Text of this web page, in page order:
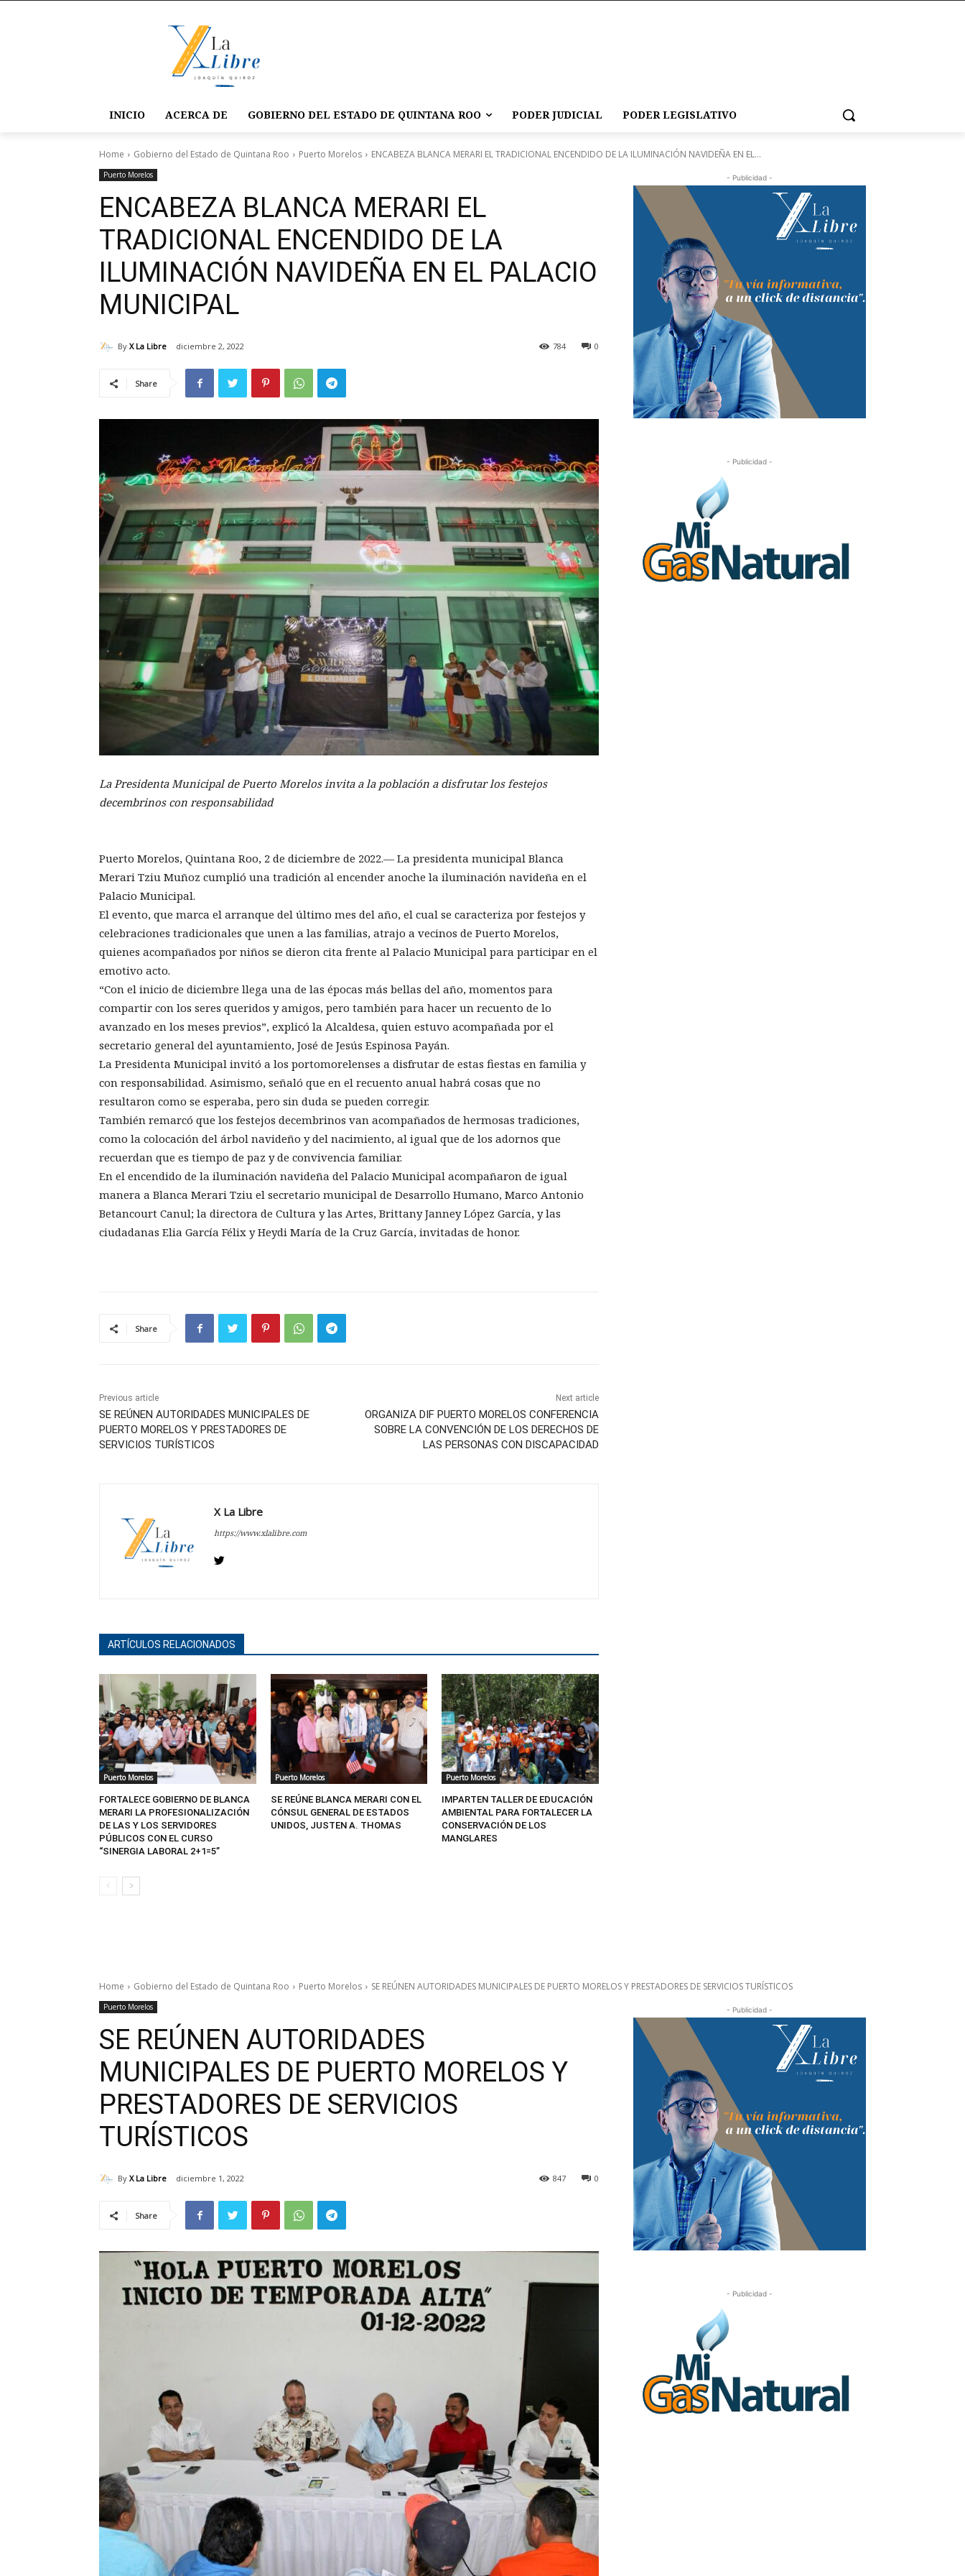
INICIO ACERCA DE GOBIERNO DEL ESTADO DE QUINTANA ROO PODER JUDICIAL PODER LEGISLATIVO
Home Gobierno del Estado de Quintana Roo Puerto Morelos ENCABEZA BLANCA MERARI EL TRADICIONAL ENCENDIDO DE LA ILUMINACIÓN NAVIDEÑA EN EL...
Puerto Morelos
ENCABEZA BLANCA MERARI EL
TRADICIONAL ENCENDIDO DE LA
ILUMINACIÓN NAVIDEÑA EN EL PALACIO
MUNICIPAL
By X La Libre diciembre 2, 2022 0
784
Share
La Presidenta Municipal de Puerto Morelos invita a la población a disfrutar los festejos
decembrinos con responsabilidad
Puerto Morelos, Quintana Roo, 2 de diciembre de 2022.— La presidenta municipal Blanca
Merari Tziu Muñoz cumplió una tradición al encender anoche la iluminación navideña en el
Palacio Municipal.
El evento, que marca el arranque del último mes del año, el cual se caracteriza por festejos y
celebraciones tradicionales que unen a las familias, atrajo a vecinos de Puerto Morelos,
quienes acompañados por niños se dieron cita frente al Palacio Municipal para participar en el
emotivo acto.
“Con el inicio de diciembre llega una de las épocas más bellas del año, momentos para
compartir con los seres queridos y amigos, pero también para hacer un recuento de lo
avanzado en los meses previos”, explicó la Alcaldesa, quien estuvo acompañada por el
secretario general del ayuntamiento, José de Jesús Espinosa Payán.
La Presidenta Municipal invitó a los portomorelenses a disfrutar de estas fiestas en familia y
con responsabilidad. Asimismo, señaló que en el recuento anual habrá cosas que no
resultaron como se esperaba, pero sin duda se pueden corregir.
También remarcó que los festejos decembrinos van acompañados de hermosas tradiciones,
como la colocación del árbol navideño y del nacimiento, al igual que de los adornos que
recuerdan que es tiempo de paz y de convivencia familiar.
En el encendido de la iluminación navideña del Palacio Municipal acompañaron de igual
manera a Blanca Merari Tziu el secretario municipal de Desarrollo Humano, Marco Antonio
Betancourt Canul; la directora de Cultura y las Artes, Brittany Janney López García, y las
ciudadanas Elia García Félix y Heydi María de la Cruz García, invitadas de honor.
Share
Previous article
SE REÚNEN AUTORIDADES MUNICIPALES DE
PUERTO MORELOS Y PRESTADORES DE
SERVICIOS TURÍSTICOS
Next article
ORGANIZA DIF PUERTO MORELOS CONFERENCIA
SOBRE LA CONVENCIÓN DE LOS DERECHOS DE
LAS PERSONAS CON DISCAPACIDAD
X La Libre
https://www.xlalibre.com
ARTÍCULOS RELACIONADOS
Puerto Morelos
FORTALECE GOBIERNO DE BLANCA
MERARI LA PROFESIONALIZACIÓN
DE LAS Y LOS SERVIDORES
PÚBLICOS CON EL CURSO
“SINERGIA LABORAL 2+1=5”
Puerto Morelos
SE REÚNE BLANCA MERARI CON EL
CÓNSUL GENERAL DE ESTADOS
UNIDOS, JUSTEN A. THOMAS
Puerto Morelos
IMPARTEN TALLER DE EDUCACIÓN
AMBIENTAL PARA FORTALECER LA
CONSERVACIÓN DE LOS
MANGLARES
- Publicidad -
- Publicidad -